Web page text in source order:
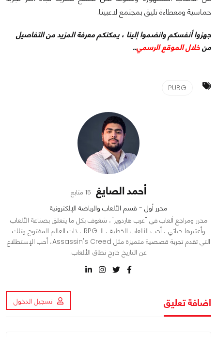
حماسية ومعطاءة تليق بمجتمع لاعبينا.
جهزوا أنفسكم وانضموا إلينا ، يمكنكم معرفة المزيد من التفاصيل
منخلال الموقع الرسمي..
PUBG
أحمد الصايغ 15 متابع
محرر أول - قسم الألعاب والرياضة الإلكترونية
محرر ومراجع ألعاب في "عرب هاردوير"، شغوف بكل ما يتعلق بصناعة الألعاب
وأعتبرها حياتي ، أحب الألعاب الخطية ، الـ RPG ، ذات العالم المفتوح وتلك
التي تقدم تجربة قصصية متميزة مثل Assassin's Creed، أحب الإستطلاع
عن التاريخ خارج نطاق الألعاب.
اضافة تعليق تسجيل الدخول